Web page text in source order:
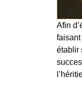
Afin
faisant
établir